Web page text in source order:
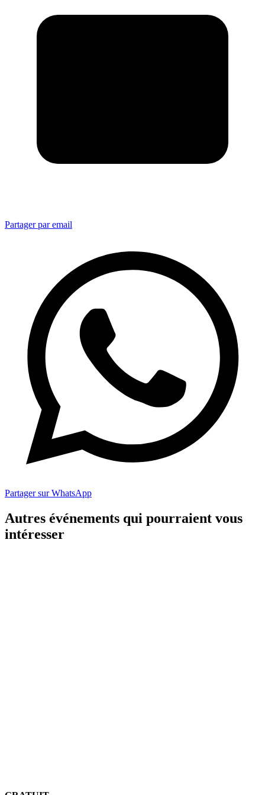
Partager par email
Partager sur WhatsApp
Autres événements qui pourraient vous
intéresser